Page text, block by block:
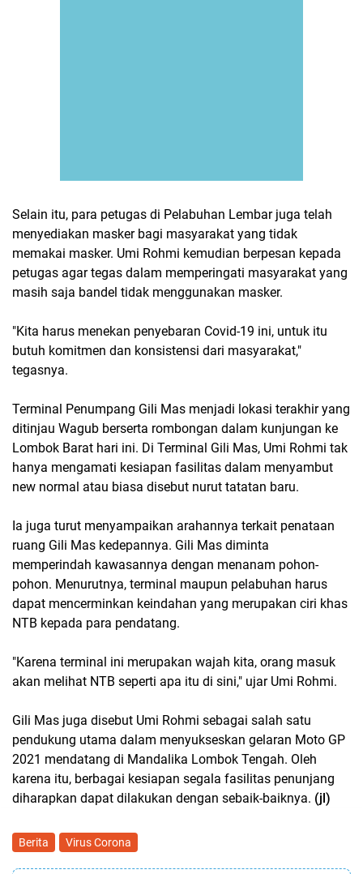
Selain itu, para petugas di Pelabuhan Lembar juga telah
menyediakan masker bagi masyarakat yang tidak
memakai masker. Umi Rohmi kemudian berpesan kepada
petugas agar tegas dalam memperingati masyarakat yang
masih saja bandel tidak menggunakan masker.
"Kita harus menekan penyebaran Covid-19 ini, untuk itu
butuh komitmen dan konsistensi dari masyarakat,"
tegasnya.
Terminal Penumpang Gili Mas menjadi lokasi terakhir yang
ditinjau Wagub berserta rombongan dalam kunjungan ke
Lombok Barat hari ini. Di Terminal Gili Mas, Umi Rohmi tak
hanya mengamati kesiapan fasilitas dalam menyambut
new normal atau biasa disebut nurut tatatan baru.
Ia juga turut menyampaikan arahannya terkait penataan
ruang Gili Mas kedepannya. Gili Mas diminta
memperindah kawasannya dengan menanam pohon-
pohon. Menurutnya, terminal maupun pelabuhan harus
dapat mencerminkan keindahan yang merupakan ciri khas
NTB kepada para pendatang.
"Karena terminal ini merupakan wajah kita, orang masuk
akan melihat NTB seperti apa itu di sini," ujar Umi Rohmi.
Gili Mas juga disebut Umi Rohmi sebagai salah satu
pendukung utama dalam menyukseskan gelaran Moto GP
2021 mendatang di Mandalika Lombok Tengah. Oleh
karena itu, berbagai kesiapan segala fasilitas penunjang
diharapkan dapat dilakukan dengan sebaik-baiknya. (jl)
Berita Virus Corona